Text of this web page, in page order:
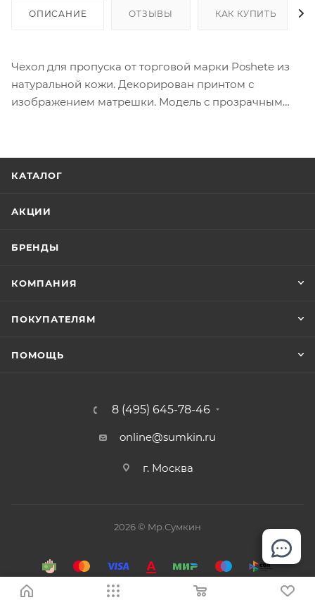
ОПИСАНИЕ ОТЗЫВЫ КАК КУПИТЬ
Чехол для пропуска от торговой марки Poshete из
натуральной кожи. Декорирован принтом с
изображением матрешки. Модель с прозрачным
КАТАЛОГ
АКЦИИ
БРЕНДЫ
КОМПАНИЯ
ПОКУПАТЕЛЯМ
ПОМОЩЬ
8 (495) 645-78-46
online@sumkin.ru
г. Москва
2026 © Mр.Сумкин